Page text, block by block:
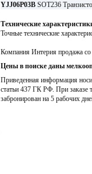
YJJ06P03B SOT236
Технические
Точные технические
Компания Интерия продажа
Цены в поиске даны
Приведенная информация
статьи 437 ГК РФ. При заказе
забронирован на 5 рабочих